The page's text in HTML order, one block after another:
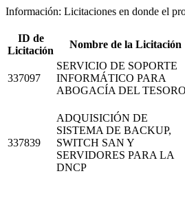
Información: Licitaciones en donde el
ID de
Licitación
Nombre de la Licitación
337097
SERVICIO DE SOPORTE
INFORMÁTICO PARA
ABOGACÍA DEL TESORO
337839
ADQUISICIÓN DE
SISTEMA DE BACKUP,
SWITCH SAN Y
SERVIDORES PARA LA
DNCP